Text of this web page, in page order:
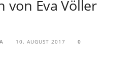
von Eva Völler
10. AUGUST 2017 0